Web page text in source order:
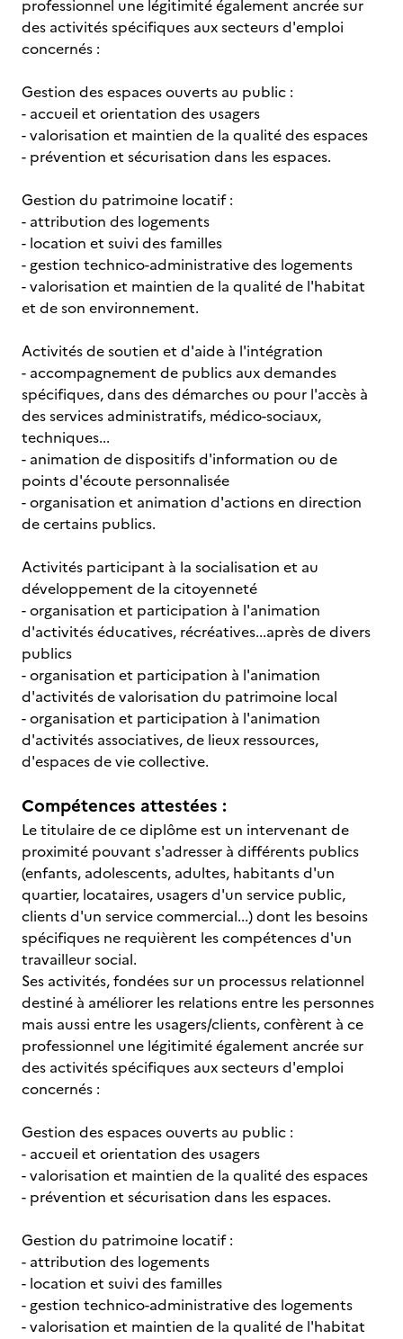
professionnel une légitimité également ancrée sur
des activités spécifiques aux secteurs d'emploi
concernés :
Gestion des espaces ouverts au public :
- accueil et orientation des usagers
- valorisation et maintien de la qualité des espaces
- prévention et sécurisation dans les espaces.
Gestion du patrimoine locatif :
- attribution des logements
- location et suivi des familles
- gestion technico-administrative des logements
- valorisation et maintien de la qualité de l'habitat
et de son environnement.
Activités de soutien et d'aide à l'intégration
- accompagnement de publics aux demandes
spécifiques, dans des démarches ou pour l'accès à
des services administratifs, médico-sociaux,
techniques...
- animation de dispositifs d'information ou de
points d'écoute personnalisée
- organisation et animation d'actions en direction
de certains publics.
Activités participant à la socialisation et au
développement de la citoyenneté
- organisation et participation à l'animation
d'activités éducatives, récréatives...après de divers
publics
- organisation et participation à l'animation
d'activités de valorisation du patrimoine local
- organisation et participation à l'animation
d'activités associatives, de lieux ressources,
d'espaces de vie collective.
Compétences attestées :
Le titulaire de ce diplôme est un intervenant de
proximité pouvant s'adresser à différents publics
(enfants, adolescents, adultes, habitants d'un
quartier, locataires, usagers d'un service public,
clients d'un service commercial...) dont les besoins
spécifiques ne requièrent les compétences d'un
travailleur social.
Ses activités, fondées sur un processus relationnel
destiné à améliorer les relations entre les personnes
mais aussi entre les usagers/clients, confèrent à ce
professionnel une légitimité également ancrée sur
des activités spécifiques aux secteurs d'emploi
concernés :
Gestion des espaces ouverts au public :
- accueil et orientation des usagers
- valorisation et maintien de la qualité des espaces
- prévention et sécurisation dans les espaces.
Gestion du patrimoine locatif :
- attribution des logements
- location et suivi des familles
- gestion technico-administrative des logements
- valorisation et maintien de la qualité de l'habitat